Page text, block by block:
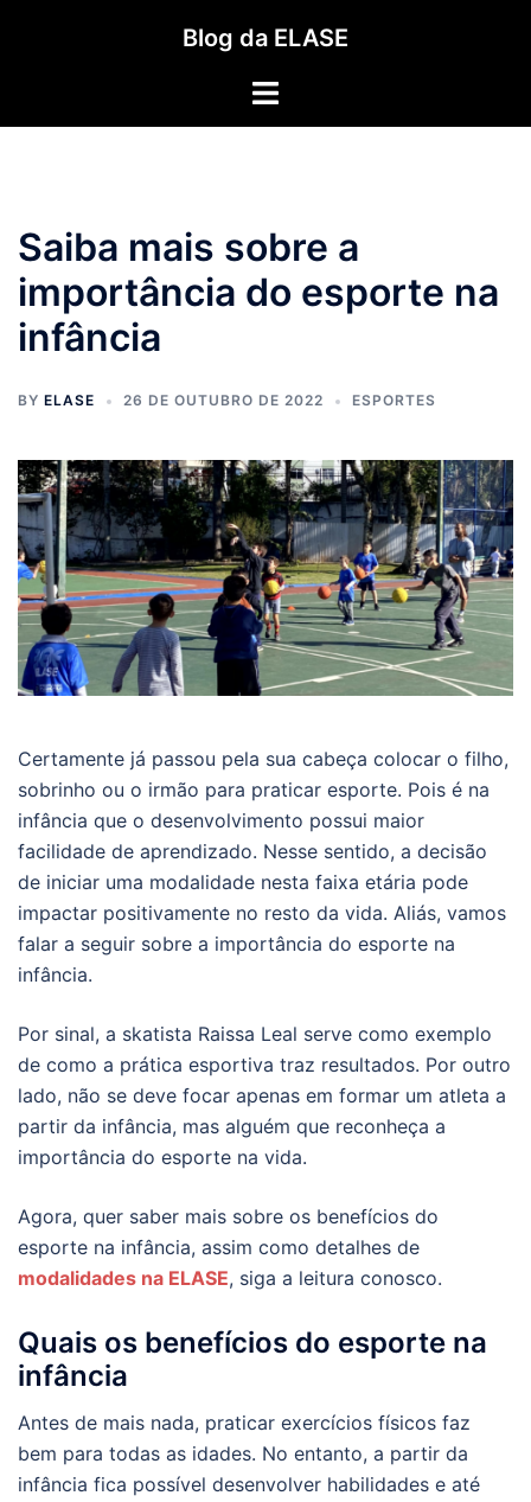
Blog da ELASE
Toggle
Saiba mais sobre a
importância do esporte na
infância
BY ELASE 26 DE OUTUBRO DE 2022 ESPORTES
Certamente já passou pela sua cabeça colocar o filho,
sobrinho ou o irmão para praticar esporte. Pois é na
infância que o desenvolvimento possui maior
facilidade de aprendizado. Nesse sentido, a decisão
de iniciar uma modalidade nesta faixa etária pode
impactar positivamente no resto da vida. Aliás, vamos
falar a seguir sobre a importância do esporte na
infância.
Por sinal, a skatista Raissa Leal serve como exemplo
de como a prática esportiva traz resultados. Por outro
lado, não se deve focar apenas em formar um atleta a
partir da infância, mas alguém que reconheça a
importância do esporte na vida.
Agora, quer saber mais sobre os benefícios do
esporte na infância, assim como detalhes de
modalidades na ELASE, siga a leitura conosco.
Quais os benefícios do esporte na
infância
Antes de mais nada, praticar exercícios físicos faz
bem para todas as idades. No entanto, a partir da
infância fica possível desenvolver habilidades e até